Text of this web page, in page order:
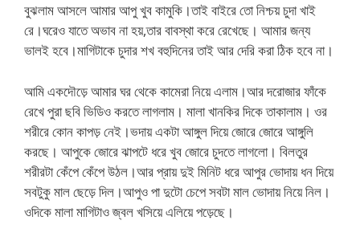
বুঝলাম আসলে আমার আপু খুব কামুকি।তাই বাইরে তো নিশ্চয় চুদা খাই
রে।ঘরেও যাতে অভাব না হয়,তার বাবস্থা করে রেখেছে। আমার জন্য
ভালই হবে।মাগিটাকে চুদার শখ বহুদিনের তাই আর দেরি করা ঠিক হবে না।
আমি একদৌড়ে আমার ঘর থেকে কামেরা নিয়ে এলাম।আর দরোজার ফাঁকে
রেখে পুরা ছবি ভিডিও করতে লাগলাম। মালা খানকির দিকে তাকালাম। ওর
শরীরে কোন কাপড় নেই।ভদায় একটা আঙ্গুল দিয়ে জোরে জোরে আঙ্গুলি
করছে। আপুকে জোরে ঝাপটে ধরে খুব জোরে চুদতে লাগলো। বিলতুর
শরীরটা কেঁপে কেঁপে উঠল।আর প্রায় দুই মিনিট ধরে আপুর ভোদায় ধন দিয়ে
সবটুকু মাল ছেড়ে দিল।আপুও পা দুটো চেপে সবটা মাল ভোদায় নিয়ে নিল।
ওদিকে মালা মাগিটাও জ্বল খসিয়ে এলিয়ে পড়েছে।